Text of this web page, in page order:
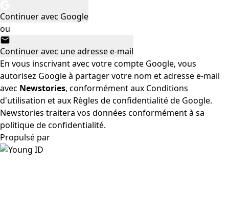
Continuer avec Google
ou
Continuer avec une adresse e-mail
En vous inscrivant avec votre compte Google, vous
autorisez Google à partager votre nom et adresse e-mail
avec Newstories, conformément aux Conditions
d'utilisation et aux Règles de confidentialitéde Google.
Newstories traitera vos données conformément à sa
politique de confidentialité.
Propulsé par